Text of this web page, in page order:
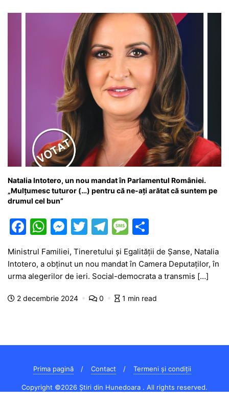
er
Natalia Intotero, un nou mandat în Parlamentul României.
„Mulțumesc tuturor (…) pentru că ne-ați arătat că suntem pe
drumul cel bun”
F
c
e
b
o
k
W
at
s
A
p
M
s
s
e
er
T
itt
er
T
e
gr
a
m
M
s
s
a
ta
je
a
z
Ministrul Familiei, Tineretului și Egalității de Șanse, Natalia
Intotero, a obținut un nou mandat în Camera Deputaților, în
urma alegerilor de ieri. Social-democrata a transmis […]
2 decembrie 2024 0 1 min read
Prima pagină Contact Termeni și condiții
Copyright ©2026 Știri din Hunedoara . All rights reserved.